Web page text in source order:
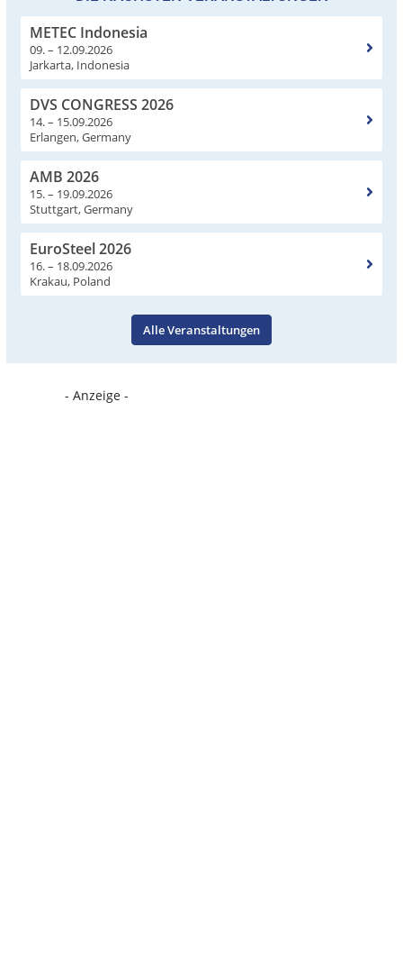
METEC Indonesia
09. – 12.09.2026
Jarkarta, Indonesia
DVS CONGRESS 2026
14. – 15.09.2026
Erlangen, Germany
AMB 2026
15. – 19.09.2026
Stuttgart, Germany
EuroSteel 2026
16. – 18.09.2026
Krakau, Poland
Alle Veranstaltungen
- Anzeige -